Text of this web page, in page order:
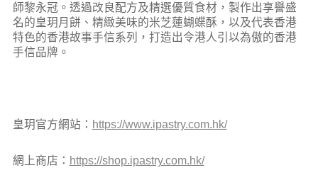
師黎永冠。透過改良配方及精選優質食材，製作出享譽盛
名的皇玥月餅、精緻美味的米芝蓮蝴蝶酥，以及代表香港
特色的香港故事手信系列，打造出令港人引以為傲的香港
手信品牌。
皇玥官方網站： https://www.ipastry.com.hk/
網上商店： https://shop.ipastry.com.hk/